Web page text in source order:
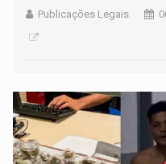
Publicações Legais